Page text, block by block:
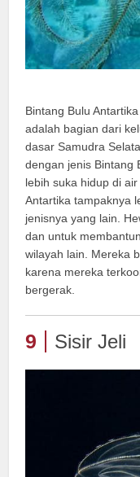
Bintang Bulu
adalah bagian dari
dasar Samudra
dengan jenis Bintang
lebih suka hidup di
Antartika tampaknya
jenisnya yang lain.
dan untuk
wilayah lain. Mereka
karena mereka
bergerak.
9 Sisir Jeli